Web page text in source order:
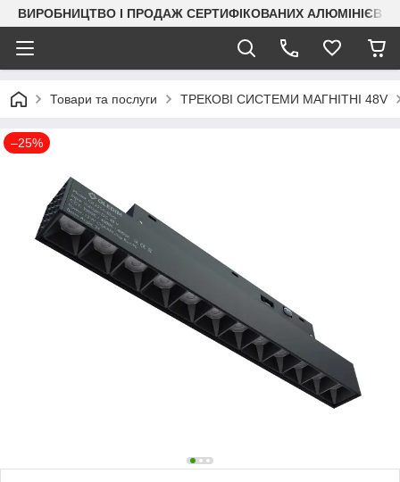
ВИРОБНИЦТВО І ПРОДАЖ СЕРТИФІКОВАНИХ
Товари та послуги ТРЕКОВІ СИСТЕМИ МАГНІТНІ 48V
–25%